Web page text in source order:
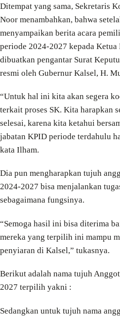
Ditempat yang sama, Sekretaris
Noor menambahkan, bahwa
menyampaikan berita acara
periode 2024-2027 kepada
dibuatkan pengantar Surat
resmi oleh Gubernur Kalsel, H.
“Untuk hal ini kita akan segera
terkait proses SK. Kita harapkan
selesai, karena kita ketahui
jabatan KPID periode terdahulu
kata Ilham.
Dia pun mengharapkan tujuh
2024-2027 bisa menjalankan
sebagaimana fungsinya.
“Semoga hasil ini bisa diterima
mereka yang terpilih ini mampu
penyiaran di Kalsel,” tukasnya.
Berikut adalah nama tujuh
2027 terpilih yakni :
Sedangkan untuk tujuh nama